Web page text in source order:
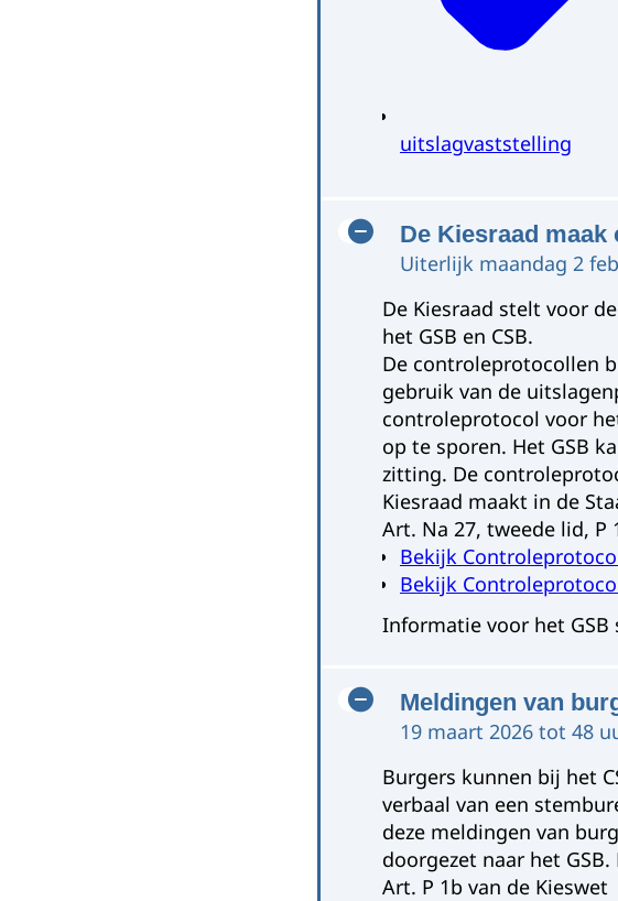
uitslagvaststelling
De Kiesraad
Uiterlijk maandag 2
De Kiesraad stelt voor
het GSB en CSB.
De controleprotocollen
gebruik van de
controleprotocol voor
op te sporen. Het GSB
zitting. De
Kiesraad maakt in de
Art. Na 27, tweede lid, P
Bekijk
Bekijk
Informatie voor het GSB
Meldingen van
19 maart 2026 tot 48
Burgers kunnen bij het
verbaal van een
deze meldingen van
doorgezet naar het
Art. P 1b van de Kieswet